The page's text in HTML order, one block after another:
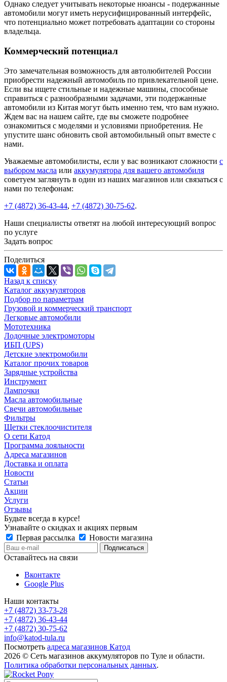
Однако следует учитывать некоторые нюансы - подержанные
автомобили могут иметь нерусифицированный интерфейс,
что потенциально может потребовать адаптации со стороны
владельца.
Коммерческий потенциал
Это замечательная возможность для автолюбителей России
приобрести надежный автомобиль по привлекательной цене.
Если вы ищете стильные и надежные машины, способные
справиться с разнообразными задачами, эти подержанные
автомобили из Китая могут быть именно тем, что вам нужно.
Ждем вас на нашем сайте, где вы сможете подробнее
ознакомиться с моделями и условиями приобретения. Не
упустите шанс обновить свой автомобильный опыт вместе с
нами.
Уважаемые автомобилисты, если у вас возникают сложности с
выбором масла или аккумулятора для вашего автомобиля
советуем заглянуть в один из наших магазинов или связаться с
нами по телефонам:
+7 (4872) 36-43-44, +7 (4872) 30-75-62.
Наши специалисты ответят на любой интересующий вопрос
по услуге
Задать вопрос
Поделиться
Назад к списку
Каталог аккумуляторов
Подбор по параметрам
Грузовой и коммерческий транспорт
Легковые автомобили
Мототехника
Лодочные электромоторы
ИБП (UPS)
Детские электромобили
Каталог прочих товаров
Зарядные устройства
Инструмент
Лампочки
Масла автомобильные
Свечи автомобильные
Фильтры
Щетки стеклоочистителя
О сети Катод
Программа лояльности
Адреса магазинов
Доставка и оплата
Новости
Статьи
Акции
Услуги
Отзывы
Будьте всегда в курсе!
Узнавайте о скидках и акциях первым
Первая рассылка
Новости магазина
Оставайтесь на связи
Вконтакте
Google Plus
Наши контакты
+7 (4872) 33-73-28
+7 (4872) 36-43-44
+7 (4872) 30-75-62
info@katod-tula.ru
Посмотреть адреса магазинов Катод
2026 © Сеть магазинов аккумуляторов по Туле и области.
Политика обработки персональных данных.